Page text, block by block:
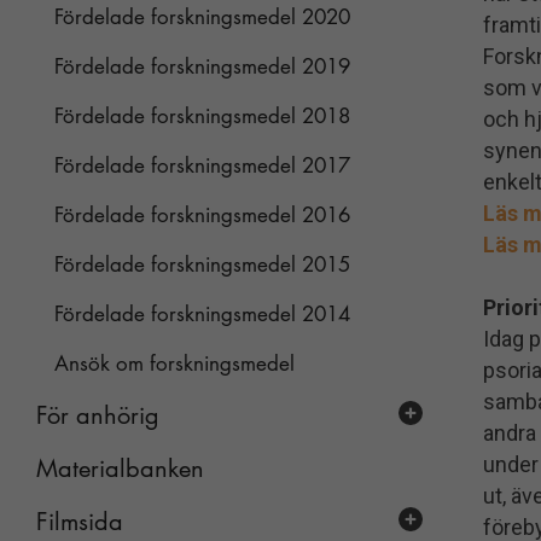
Fördelade forskningsmedel 2020
Fördelade forskningsmedel 2019
Fördelade forskningsmedel 2018
Fördelade forskningsmedel 2017
Fördelade forskningsmedel 2016
Fördelade forskningsmedel 2015
Fördelade forskningsmedel 2014
Ansök om forskningsmedel
För anhörig
Anhöriga berättar
Det är svårt att se mamma ha ont
Stöd för föräldrar
Materialbanken
Filmsida
som
och
Läs
Läs
Idag
ut,